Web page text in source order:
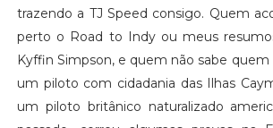
trazendo a TJ Speed consigo. Quem
perto o Road to Indy ou meus
Kyffin Simpson, e quem não sabe quem
um piloto com cidadania das Ilhas
um piloto britânico naturalizado